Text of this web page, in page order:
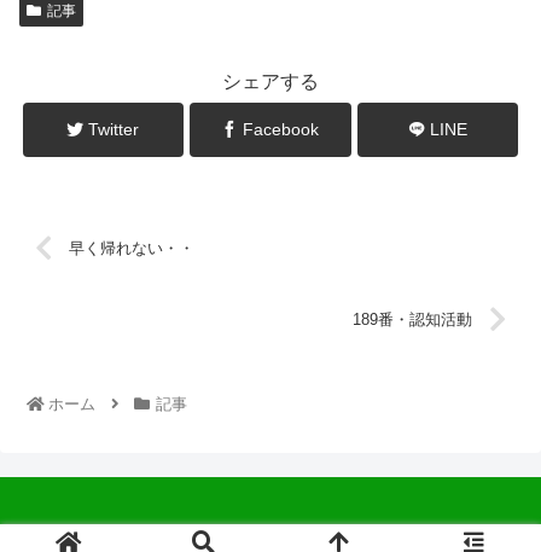
記事
シェアする
Twitter Facebook LINE
早く帰れない・・
189番・認知活動
ホーム 記事